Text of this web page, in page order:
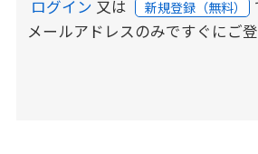
ログイン 又は 新規登録（無料）
メールアドレスのみですぐにご登